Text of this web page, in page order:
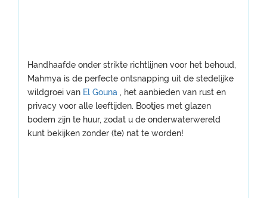
Handhaafde onder strikte richtlijnen voor het behoud,
Mahmya is de perfecte ontsnapping uit de stedelijke
wildgroei van El Gouna , het aanbieden van rust en
privacy voor alle leeftijden. Bootjes met glazen
bodem zijn te huur, zodat u de onderwaterwereld
kunt bekijken zonder (te) nat te worden!